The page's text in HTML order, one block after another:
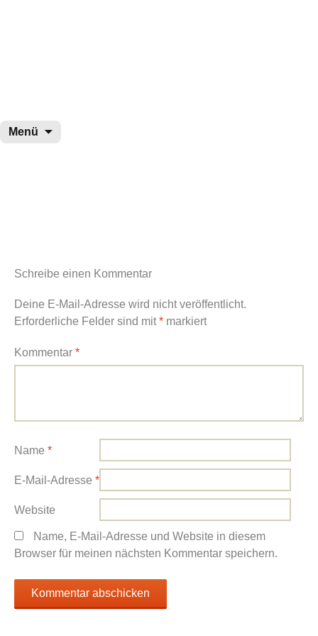
Menü
Schreibe einen Kommentar
Deine E-Mail-Adresse wird nicht veröffentlicht.
Erforderliche Felder sind mit* markiert
Kommentar *
Name *
E-Mail-Adresse *
Website
Name, E-Mail-Adresse und Website in diesem
Browser für meinen nächsten Kommentar speichern.